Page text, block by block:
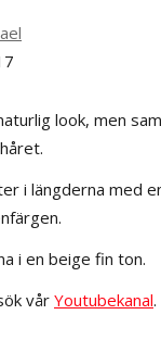
look, men
i längderna med
i en beige fin ton.
vår Youtubekanal.